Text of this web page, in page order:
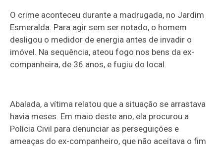
O crime aconteceu durante a madrugada, no Jardim
Esmeralda. Para agir sem ser notado, o homem
desligou o medidor de energia antes de invadir o
imóvel. Na sequência, ateou fogo nos bens da ex-
companheira, de 36 anos, e fugiu do local.
Abalada, a vítima relatou que a situação se arrastava
havia meses. Em maio deste ano, ela procurou a
Polícia Civil para denunciar as perseguições e
ameaças do ex-companheiro, que não aceitava o fim